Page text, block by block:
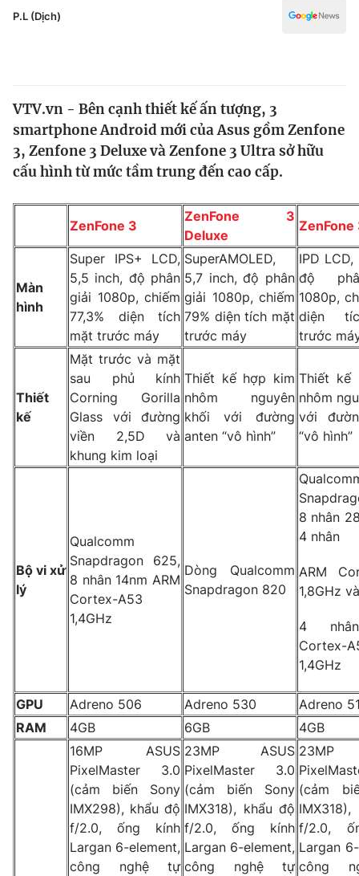
Pháp luật
Thế giới
Tin tức
Thế giới đó đây
Câu chuyện quốc tế
Kinh tế
Góc doanh nghiệp
Truyền hình
Phim VTV
Hậu trường
Giải sao mai
Giải trí
Đời sống
Làm đẹp
Chất lượng cuộc sống
Giáo dục
Tuyển sinh
Học trực tuyến
Công nghệ
Hitech Công nghệ tương lai
Chuyên mục khác
Emagazine
Video Shorts video
VTV Money VTV Thể thao
VTV Sức khoẻ Bất động sản
Thị trường 24h Tấm lòng Việt
Công nghệ
P.L (Dịch)
VTV.vn - Bên cạnh thiết kế ấn tượng, 3
smartphone Android mới của Asus gồm Zenfone
3, Zenfone 3 Deluxe và Zenfone 3 Ultra sở hữu
cấu hình từ mức tầm trung đến cao cấp.
ZenFone 3
ZenFone 3
Deluxe
ZenFone
Màn
hình
Super IPS+ LCD,
5,5 inch, độ phân
giải 1080p, chiếm
77,3% diện tích
mặt trước máy
SuperAMOLED,
5,7 inch, độ phân
giải 1080p, chiếm
79% diện tích mặt
trước máy
IPD
độ
1080p,
diện
trước
Thiết
kế
Mặt trước và mặt
sau phủ kính
Corning Gorilla
Glass với đường
viền 2,5D và
khung kim loại
Thiết kế hợp kim
nhôm nguyên
khối với đường
anten “vô hình”
Thiết kế
nhôm
với
“vô hình”
Bộ vi xử
lý
Qualcomm
Snapdragon 625,
8 nhân 14nm ARM
Cortex-A53
1,4GHz
Dòng Qualcomm
Snapdragon 820
8 nhân
4 nhân
ARM
1,8GHz và
4
Cortex-
1,4GHz
GPU Adreno 506 Adreno 530
Adreno
RAM
4GB 6GB 4GB
16MP ASUS
PixelMaster 3.0
(cảm biến Sony
IMX298), khẩu độ
f/2.0, ống kính
Largan 6-element,
công nghệ tự
23MP ASUS
PixelMaster 3.0
(cảm biến Sony
IMX318), khẩu độ
f/2.0, ống kính
Largan 6-element,
công nghệ tự
23MP
(cảm
f/2.0,
Largan
công